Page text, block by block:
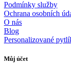
Podmínky služby
Ochrana osobních
O nás
Blog
Personalizované
Můj účet